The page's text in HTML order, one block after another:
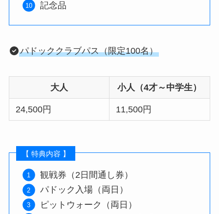
記念品
パドッククラブパス（限定100名）
大人 小人（4才～中学生）
24,500円 11,500円
【 特典内容 】
観戦券（2日間通し券）
パドック入場（両日）
ピットウォーク（両日）